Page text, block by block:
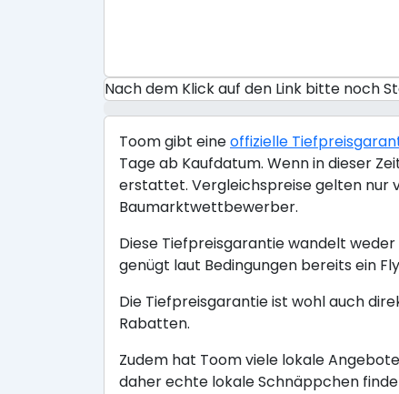
Nach dem Klick auf den Link bitte noch
Toom gibt eineoffizielle
Tage ab Kaufdatum. Wenn in dieser
erstattet. Vergleichspreise gelten nur
Baumarktwettbewerber.
Diese Tiefpreisgarantie wandelt
genügt laut Bedingungen bereits ein
Die Tiefpreisgarantie ist wohl auch
Rabatten.
Zudem hat Toom viele lokale
daher echte lokale Schnäppchen